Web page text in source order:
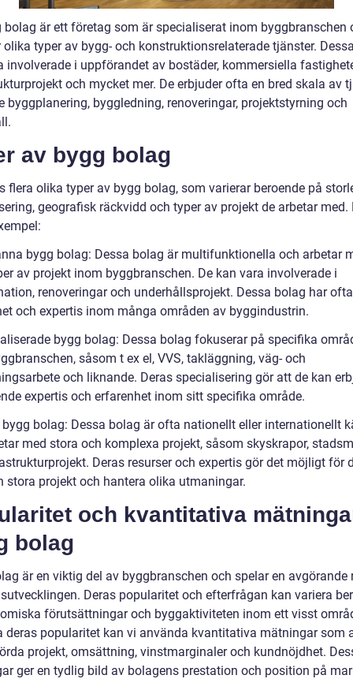
bolag är ett företag som är specialiserat inom byggbranschen
olika typer av bygg- och konstruktionsrelaterade tjänster.
involverade i uppförandet av bostäder, kommersiella
och mycket mer. De erbjuder ofta en bred skala av
byggplanering, byggledning, renoveringar, projektstyrning och
av bygg bolag
flera olika typer av bygg bolag, som varierar beroende på
geografisk räckvidd och typer av projekt de arbetar med.
bygg bolag: Dessa bolag är multifunktionella och arbetar
av projekt inom byggbranschen. De kan vara involverade i
renoveringar och underhållsprojekt. Dessa bolag har
och expertis inom många områden av byggindustrin.
bygg bolag: Dessa bolag fokuserar på specifika
såsom t ex el, VVS, takläggning, väg- och
och liknande. Deras specialisering gör att de kan
expertis och erfarenhet inom sitt specifika område.
bygg bolag: Dessa bolag är ofta nationellt eller internationellt
med stora och komplexa projekt, såsom skyskrapor,
Deras resurser och expertis gör det möjligt för
stora projekt och hantera olika utmaningar.
och kvantitativa
bolag
är en viktig del av byggbranschen och spelar en avgörande
Deras popularitet och efterfrågan kan variera
förutsättningar och byggaktiviteten inom ett visst
deras popularitet kan vi använda kvantitativa mätningar som
projekt, omsättning, vinstmarginaler och kundnöjdhet.
ger en tydlig bild av bolagens prestation och position på